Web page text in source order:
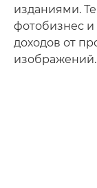
изданиями.
фотобизнес и
доходов от
изображений.